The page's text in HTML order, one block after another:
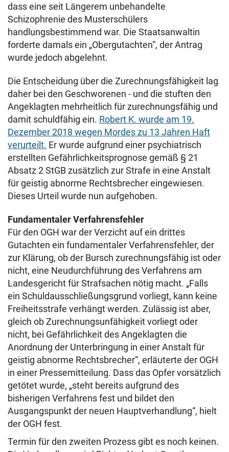
dass eine seit Längerem unbehandelte
Schizophrenie des Musterschülers
handlungsbestimmend war. Die Staatsanwaltin
forderte damals ein „Obergutachten“, der Antrag
wurde jedoch abgelehnt.
Die Entscheidung über die Zurechnungsfähigkeit lag
daher bei den Geschworenen - und die stuften den
Angeklagten mehrheitlich für zurechnungsfähig und
damit schuldfähig ein. Robert K. wurde am 19.
Dezember 2018 wegen Mordes zu 13 Jahren Haft
verurteilt. Er wurde aufgrund einer psychiatrisch
erstellten Gefährlichkeitsprognose gemäß § 21
Absatz 2 StGB zusätzlich zur Strafe in eine Anstalt
für geistig abnorme Rechtsbrecher eingewiesen.
Dieses Urteil wurde nun aufgehoben.
Fundamentaler Verfahrensfehler
Für den OGH war der Verzicht auf ein drittes
Gutachten ein fundamentaler Verfahrensfehler, der
zur Klärung, ob der Bursch zurechnungsfähig ist oder
nicht, eine Neudurchführung des Verfahrens am
Landesgericht für Strafsachen nötig macht. „Falls
ein Schuldausschließungsgrund vorliegt, kann keine
Freiheitsstrafe verhängt werden. Zulässig ist aber,
gleich ob Zurechnungsunfähigkeit vorliegt oder
nicht, bei Gefährlichkeit des Angeklagten die
Anordnung der Unterbringung in einer Anstalt für
geistig abnorme Rechtsbrecher“, erläuterte der OGH
in einer Pressemitteilung. Dass das Opfer vorsätzlich
getötet wurde, „steht bereits aufgrund des
bisherigen Verfahrens fest und bildet den
Ausgangspunkt der neuen Hauptverhandlung“, hielt
der OGH fest.
Termin für den zweiten Prozess gibt es noch keinen.